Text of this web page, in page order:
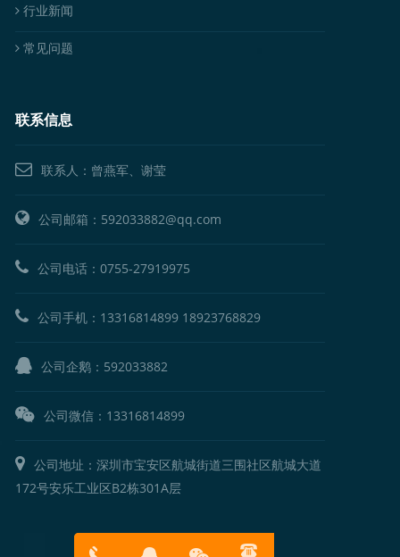
行业新闻
常见问题
联系信息
联系人：曾燕军、谢莹
公司邮箱：592033882@qq.com
公司电话：0755-27919975
公司手机： 13316814899 18923768829
公司企鹅： 592033882
公司微信：13316814899
公司地址：深圳市宝安区航城街道三围社区航城大道
172号安乐工业区B2栋301A层